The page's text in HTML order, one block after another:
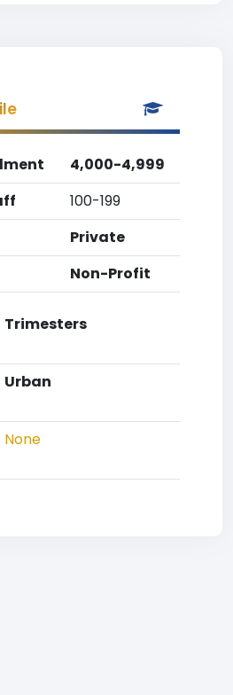
4,000-4,999
100-199
Private
Non-Profit
Trimesters
Urban
None